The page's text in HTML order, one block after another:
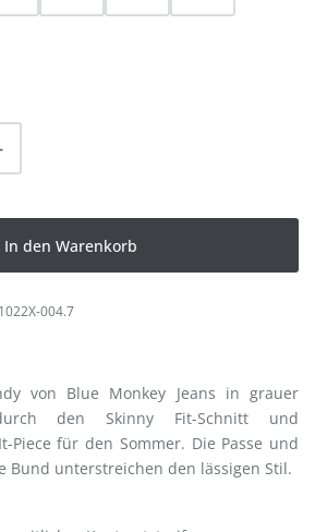
Gib den gewünschten
In den Warenkorb
004.7
von Blue Monkey Jeans in grauer
den Skinny Fit-Schnitt und
Piece für den Sommer. Die Passe und
Bund unterstreichen den lässigen Stil.